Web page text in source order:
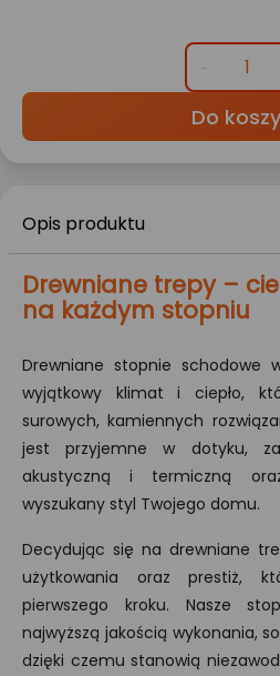
Do
Opis produktu
Drewniane trepy –
na każdym stopniu
Drewniane stopnie schodowe
wyjątkowy klimat i ciepło,
surowych, kamiennych
jest przyjemne w dotyku,
akustyczną i termiczną
wyszukany styl Twojego domu.
Decydując się na drewniane
użytkowania oraz prestiż,
pierwszego kroku. Nasze
najwyższą jakością wykonania,
dzięki czemu stanowią